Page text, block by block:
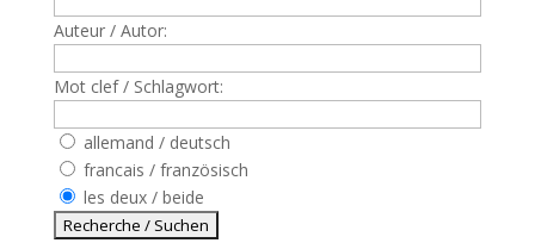
Auteur / Autor:
Mot clef / Schlagwort:
allemand / deutsch
francais / französisch
les deux / beide